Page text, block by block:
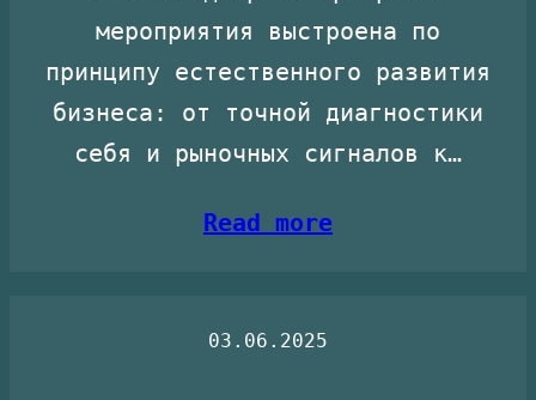
мероприятия выстроена по
принципу естественного развития
бизнеса: от точной диагностики
себя и рыночных сигналов к…
Read more
03.06.2025